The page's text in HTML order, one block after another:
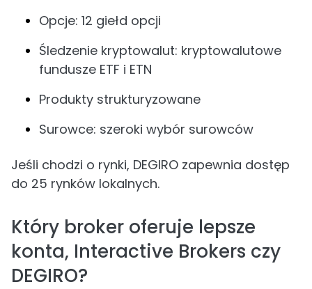
Opcje: 12 giełd opcji
Śledzenie kryptowalut: kryptowalutowe
fundusze ETF i ETN
Produkty strukturyzowane
Surowce: szeroki wybór surowców
Jeśli chodzi o rynki, DEGIRO zapewnia dostęp
do 25 rynków lokalnych.
Który broker oferuje lepsze
konta, Interactive Brokers czy
DEGIRO?